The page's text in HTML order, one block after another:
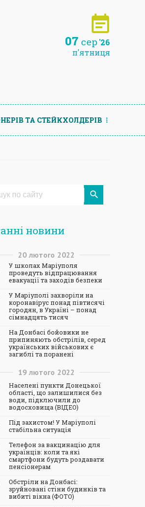
07 сер '26
п'ятниця
ТА СТЕЙКХОЛДЕРIВ
новини
20 лютого 2022
У школах Маріуполя
проведуть відпрацювання
евакуації та заходів безпеки
У Маріуполі захворіли на
коронавірус понад півтисячі
городян, в Україні – понад
сімнадцять тисяч
На Донбасі бойовики не
припиняють обстрілів, серед
українських військових є
загиблі та поранені
19 лютого 2022
Населені пункти Донецької
області, що залишилися без
води, підключили до
водосховища (ВІДЕО)
Під захистом! У Маріуполі
стабільна ситуація
Телефон за вакцинацію для
українців: коли та які
смартфони будуть роздавати
пенсіонерам
Обстріли на Донбасі:
зруйновані стіни будинків та
вибиті вікна (ФОТО)